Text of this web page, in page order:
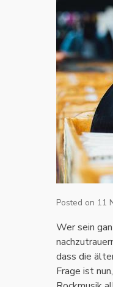
Posted on 11
Wer sein
dass die
Frage ist